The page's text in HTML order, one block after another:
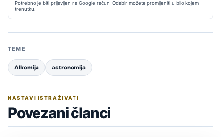
Potrebno je biti prijavljen na Google račun. Odabir možete promijeniti u bilo kojem
trenutku.
TEME
Alkemija astronomija
NASTAVI ISTRAŽIVATI
Povezani članci